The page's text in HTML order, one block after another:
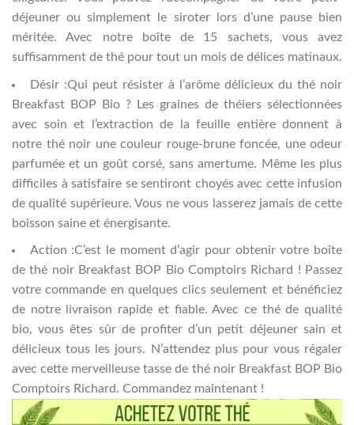
déjeuner ou simplement le siroter lors d’une pause bien
méritée. Avec notre boîte de 15 sachets, vous avez
suffisamment de thé pour tout un mois de délices matinaux.
Désir :Qui peut résister à l’arôme délicieux du thé noir
Breakfast BOP Bio ? Les graines de théiers sélectionnées
avec soin et l’extraction de la feuille entière donnent à
notre thé noir une couleur rouge-brune foncée, une odeur
parfumée et un goût corsé, sans amertume. Même les plus
difficiles à satisfaire se sentiront choyés avec cette infusion
de qualité supérieure. Vous ne vous lasserez jamais de cette
boisson saine et énergisante.
Action :C’est le moment d’agir pour obtenir votre boîte
de thé noir Breakfast BOP Bio Comptoirs Richard ! Passez
votre commande en quelques clics seulement et bénéficiez
de notre livraison rapide et fiable. Avec ce thé de qualité
bio, vous êtes sûr de profiter d’un petit déjeuner sain et
délicieux tous les jours. N’attendez plus pour vous régaler
avec cette merveilleuse tasse de thé noir Breakfast BOP Bio
Comptoirs Richard. Commandez maintenant !